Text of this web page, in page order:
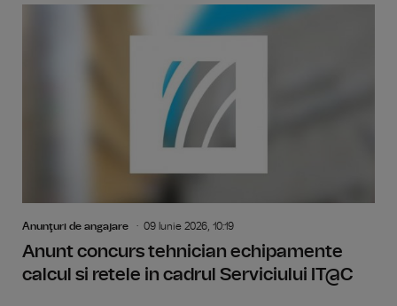
Anunţuri de angajare 09 Iunie 2026, 10:19
Anunt concurs tehnician echipamente
calcul si retele in cadrul Serviciului IT@C